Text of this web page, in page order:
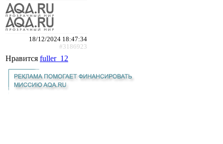
18/12/2024 18:47:34
#3186923
Нравится fuller_12